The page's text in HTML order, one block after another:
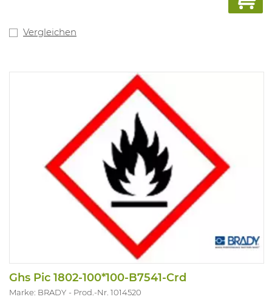
Vergleichen
Ghs Pic 1802-100*100-B7541-Crd
Marke: BRADY Prod.-Nr. 1014520